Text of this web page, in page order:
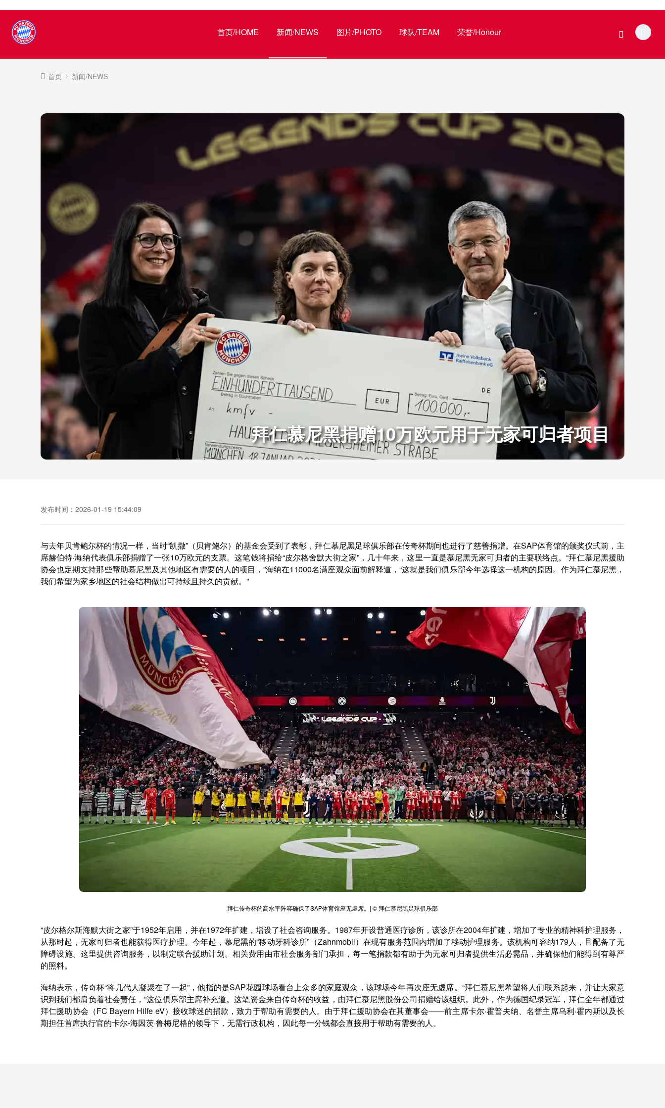
首页/HOME 新闻/NEWS 图片/PHOTO 球队/TEAM 荣誉/Honour
首页 新闻/NEWS
拜仁慕尼黑捐赠10万欧元用于无家可归者项目
发布时间：2026-01-19 15:44:09
与去年贝肯鲍尔杯的情况一样，当时“凯撒”（贝肯鲍尔）的基金会受到了表彰，拜仁慕尼黑足球俱乐部在传奇杯期间也进行了慈善捐赠。在SAP体育馆的颁奖仪式前，主
席赫伯特·海纳代表俱乐部捐赠了一张10万欧元的支票。这笔钱将捐给“皮尔格舍默大街之家”，几十年来，这里一直是慕尼黑无家可归者的主要联络点。“拜仁慕尼黑援助
协会也定期支持那些帮助慕尼黑及其他地区有需要的人的项目，”海纳在11000名满座观众面前解释道，“这就是我们俱乐部今年选择这一机构的原因。作为拜仁慕尼黑，
我们希望为家乡地区的社会结构做出可持续且持久的贡献。”
拜仁传奇杯的高水平阵容确保了SAP体育馆座无虚席。| © 拜仁慕尼黑足球俱乐部
“皮尔格尔斯海默大街之家”于1952年启用，并在1972年扩建，增设了社会咨询服务。1987年开设普通医疗诊所，该诊所在2004年扩建，增加了专业的精神科护理服务，
从那时起，无家可归者也能获得医疗护理。今年起，慕尼黑的“移动牙科诊所”（Zahnmobil）在现有服务范围内增加了移动护理服务。该机构可容纳179人，且配备了无
障碍设施。这里提供咨询服务，以制定联合援助计划。相关费用由市社会服务部门承担，每一笔捐款都有助于为无家可归者提供生活必需品，并确保他们能得到有尊严
的照料。
海纳表示，传奇杯“将几代人凝聚在了一起”，他指的是SAP花园球场看台上众多的家庭观众，该球场今年再次座无虚席。“拜仁慕尼黑希望将人们联系起来，并让大家意
识到我们都肩负着社会责任，”这位俱乐部主席补充道。这笔资金来自传奇杯的收益，由拜仁慕尼黑股份公司捐赠给该组织。此外，作为德国纪录冠军，拜仁全年都通过
拜仁援助协会（FC Bayern Hilfe eV）接收球迷的捐款，致力于帮助有需要的人。由于拜仁援助协会在其董事会——前主席卡尔·霍普夫纳、名誉主席乌利·霍内斯以及长
期担任首席执行官的卡尔-海因茨·鲁梅尼格的领导下，无需行政机构，因此每一分钱都会直接用于帮助有需要的人。